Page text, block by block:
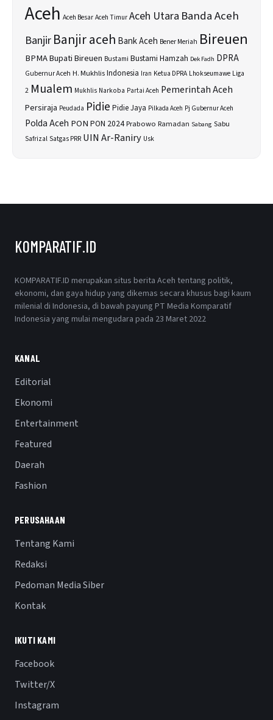
Aceh Aceh BesarAceh TimurAceh Utara Banda Aceh
BanjirBanjir aceh Bank Aceh Bener Meriah Bireuen
BPMABupati Bireuen Bustami Bustami Hamzah Dek Fadh DPRA
Gubernur Aceh H. MukhlisIndonesia Iran Ketua DPRA Lhokseumawe Liga
2 Mualem Mukhlis Narkoba Partai Aceh Pemerintah Aceh
Persiraja Peudada Pidie Pidie Jaya Pilkada Aceh Pj Gubernur Aceh
Polda Aceh PON PON 2024Prabowo Ramadan Sabang Sabu
SafrizalSatgas PRR UIN Ar-Raniry Usk
KOMPARATIF.ID
KOMPARATIF.ID merupakan situs berita Aceh tentang politik,
ekonomi, dan gaya hidup yang dikemas secara khusus bagi kaum
milenial di Indonesia, di bawah payung PT Media Komparatif
Indonesia yang mulai mengudara pada 23 Maret 2022
KANAL
Editorial
Ekonomi
Entertainment
Featured
Daerah
Fashion
PERUSAHAAN
Tentang Kami
Redaksi
Pedoman Media Siber
Kontak
IKUTI KAMI
Facebook
Twitter/X
Instagram